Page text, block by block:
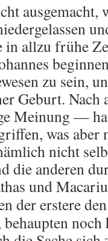
ausgemacht,
in allzu frühe
zu sein,
Geburt.
Meinung —
was aber
nicht
die anderen
und
der erstere
noch